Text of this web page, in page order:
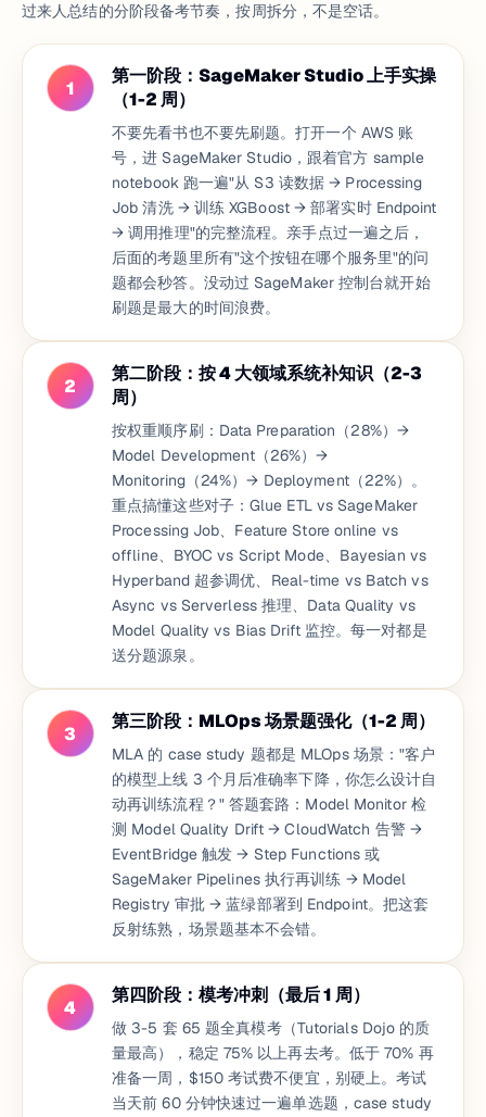
过来人总结的分阶段备考节奏，按周拆分，不是空话。
1
第一阶段：SageMaker Studio 上手实操
（1-2 周）
不要先看书也不要先刷题。打开一个 AWS 账
号，进 SageMaker Studio，跟着官方 sample
notebook 跑一遍"从 S3 读数据 → Processing
Job 清洗 → 训练 XGBoost → 部署实时 Endpoint
→ 调用推理"的完整流程。亲手点过一遍之后，
后面的考题里所有"这个按钮在哪个服务里"的问
题都会秒答。没动过 SageMaker 控制台就开始
刷题是最大的时间浪费。
2
第二阶段：按 4 大领域系统补知识（2-3
周）
按权重顺序刷：Data Preparation（28%）→
Model Development（26%）→
Monitoring（24%）→ Deployment（22%）。
重点搞懂这些对子：Glue ETL vs SageMaker
Processing Job、Feature Store online vs
offline、BYOC vs Script Mode、Bayesian vs
Hyperband 超参调优、Real-time vs Batch vs
Async vs Serverless 推理、Data Quality vs
Model Quality vs Bias Drift 监控。每一对都是
送分题源泉。
3
第三阶段：MLOps 场景题强化（1-2 周）
MLA 的 case study 题都是 MLOps 场景："客户
的模型上线 3 个月后准确率下降，你怎么设计自
动再训练流程？" 答题套路：Model Monitor 检
测 Model Quality Drift → CloudWatch 告警 →
EventBridge 触发 → Step Functions 或
SageMaker Pipelines 执行再训练 → Model
Registry 审批 → 蓝绿部署到 Endpoint。把这套
反射练熟，场景题基本不会错。
4
第四阶段：模考冲刺（最后 1 周）
做 3-5 套 65 题全真模考（Tutorials Dojo 的质
量最高），稳定 75% 以上再去考。低于 70% 再
准备一周，$150 考试费不便宜，别硬上。考试
当天前 60 分钟快速过一遍单选题，case study